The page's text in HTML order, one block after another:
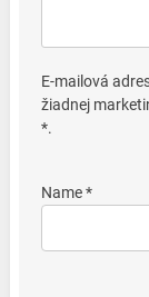
E-mailová
žiadnej
*.
Name *